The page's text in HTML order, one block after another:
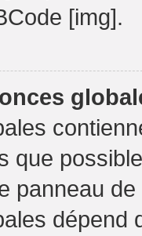
[img].
que
panneau
dépend